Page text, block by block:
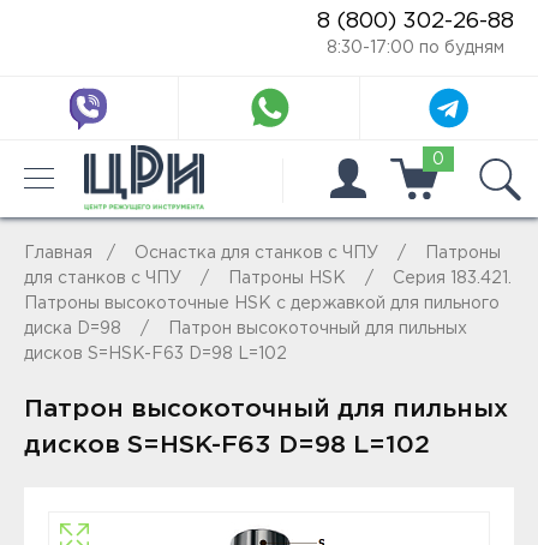
8 (800) 302-26-88
8:30-17:00 по будням
0
Главная Оснастка для станков с ЧПУ
Патроны
для станков с ЧПУ
Патроны HSK
Серия 183.421.
Патроны высокоточные HSK с державкой для пильного
диска D=98
Патрон высокоточный для пильных
дисков S=HSK-F63 D=98 L=102
Патрон высокоточный для пильных
дисков S=HSK-F63 D=98 L=102